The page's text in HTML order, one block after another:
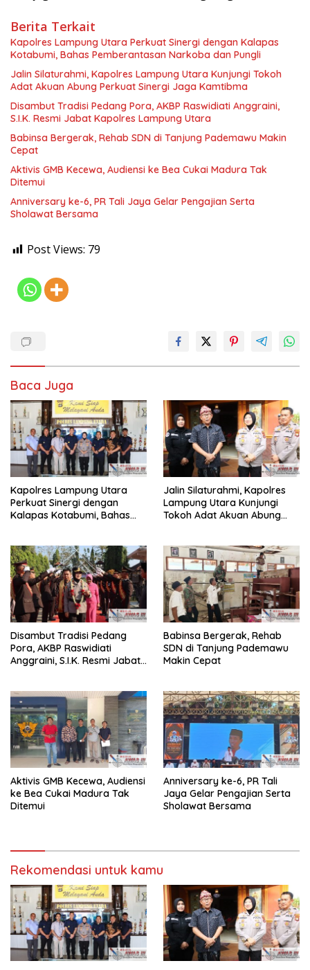
Berita Terkait
Kapolres Lampung Utara Perkuat Sinergi dengan Kalapas
Kotabumi, Bahas Pemberantasan Narkoba dan Pungli
Jalin Silaturahmi, Kapolres Lampung Utara Kunjungi Tokoh
Adat Akuan Abung Perkuat Sinergi Jaga Kamtibma
Disambut Tradisi Pedang Pora, AKBP Raswidiati Anggraini,
S.I.K. Resmi Jabat Kapolres Lampung Utara
Babinsa Bergerak, Rehab SDN di Tanjung Pademawu Makin
Cepat
Aktivis GMB Kecewa, Audiensi ke Bea Cukai Madura Tak
Ditemui
Anniversary ke-6, PR Tali Jaya Gelar Pengajian Serta
Sholawat Bersama
Post Views: 79
Baca Juga
Kapolres Lampung Utara
Perkuat Sinergi dengan
Kalapas Kotabumi, Bahas
Jalin Silaturahmi, Kapolres
Lampung Utara Kunjungi
Tokoh Adat Akuan Abung
Disambut Tradisi Pedang
Pora, AKBP Raswidiati
Anggraini, S.I.K. Resmi Jabat
Babinsa Bergerak, Rehab
SDN di Tanjung Pademawu
Makin Cepat
Aktivis GMB Kecewa, Audiensi
ke Bea Cukai Madura Tak
Ditemui
Anniversary ke-6, PR Tali
Jaya Gelar Pengajian Serta
Sholawat Bersama
Rekomendasi untuk kamu